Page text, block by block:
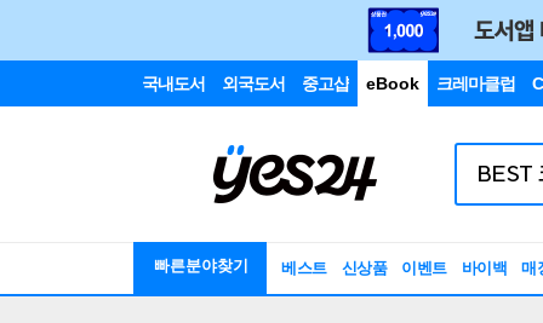
국내도서 외국도서 중고샵 eBook 크레마클럽
빠른분야찾기 베스트 신상품 이벤트 바이백 매